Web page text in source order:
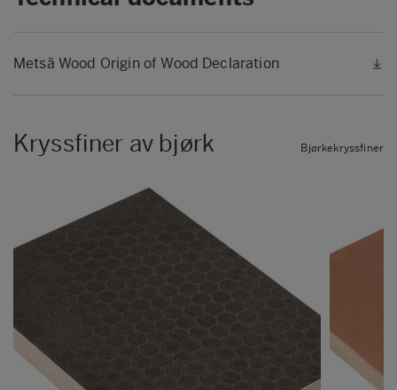
Metsä Wood Origin of Wood Declaration
Kryssfiner av bjørk Bjørkekryssfiner